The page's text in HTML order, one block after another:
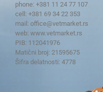
phone: +381 11 24 77 107
cell: +381 69 34 22 353
mail: office@vetmarket.rs
web: www.vetmarket.rs
PIB: 112041976
Matični broj: 21595675
Šifra delatnosti: 4778